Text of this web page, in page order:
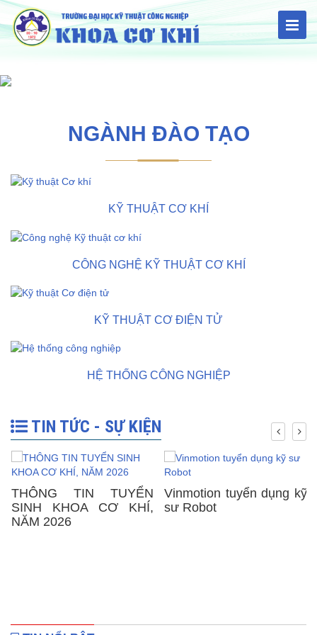
NGÀNH ĐÀO TẠO
KỸ THUẬT CƠ KHÍ
CÔNG NGHỆ KỸ THUẬT CƠ KHÍ
KỸ THUẬT CƠ ĐIỆN TỬ
HỆ THỐNG CÔNG NGHIỆP
TIN TỨC - SỰ KIỆN
THÔNG TIN TUYỂN
SINH KHOA CƠ KHÍ,
NĂM 2026
Vinmotion tuyển dụng kỹ
sư Robot